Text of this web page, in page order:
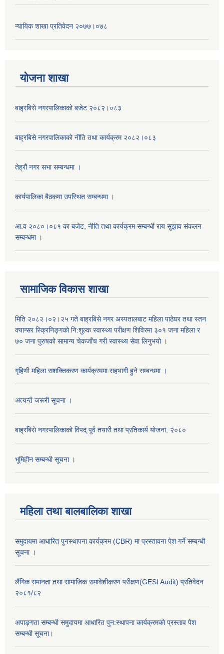
न्यायिक शाखा प्रतिवेदन २०७७।०७८
याेजना शाखा
बाह्रबिसे नगरपालिकाको बजेट २०८२।०८३
बाह्रबिसे नगरपालिकाको नीति तथा कार्यक्रम २०८२।०८३
तेह्रौं नगर सभा सम्बन्धमा ।
कार्यपालिका बैठकमा उपस्थित सम्बन्धमा ।
आ.व २०८०।०८१ का बजेट, नीति तथा कार्यक्रम सम्बन्धी राय सुझाव संकलन
सम्बन्धमा ।
सामाजिक विकास शाखा
मिति २०८२।०२।२५ गते बाह्रबिसे नगर अस्पतालबाट महिला पाठेघर तथा स्तन
क्यान्सर स्क्रिनिङ्गको नि:शुल्क स्वास्थ्य परीक्षण शिविरमा ३०१ जना महिला र
७० जना पुरुषको सामान्य चेकजाँच गरी स्वास्थ्य सेवा लिनुभयो ।
गृहिणी महिला सशक्तिकरण कार्यक्रममा सहभागी हुने सम्बन्धमा ।
अत्यन्तै जरूरी सूचना ।
बाह्रबिसे नगरपालिकाको विपद् पूर्व तयारी तथा प्रतिकार्य योजना, २०८०
भूमिहीन सम्बन्धी सूचना ।
महिला तथा बालबालिका शाखा
समुदायमा आधारित पुनस्थापना कार्यक्रम (CBR) मा प्रस्तावना पेश गर्ने सम्बन्धी
सूचना ।
लैंगिक समानता तथा सामाजिक समावेशीकरण परीक्षण(GESI Audit) प्रतिवेदन
२०८१/८२
अपाङ्गता सम्बन्धी समुदायमा आधारित पुन:स्थापना कार्यक्रमको प्रस्ताव पेश
सम्बन्धी सूचना।